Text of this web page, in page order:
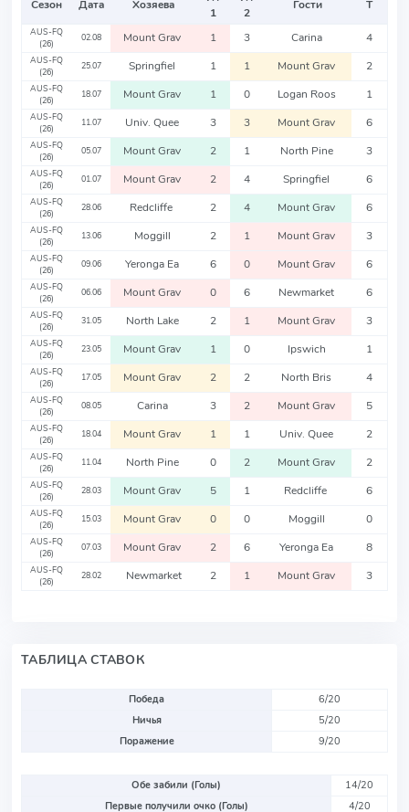
Сезон Дата Хозяева
1
2
Гости Т
AUS-FQ
(26)
02.08 Mount Grav 1 3 Carina 4
AUS-FQ
(26)
25.07 Springfiel 1 1 Mount Grav 2
AUS-FQ
(26)
18.07 Mount Grav 1 0 Logan Roos 1
AUS-FQ
(26)
11.07 Univ. Quee 3 3 Mount Grav 6
AUS-FQ
(26)
05.07 Mount Grav 2 1 North Pine 3
AUS-FQ
(26)
01.07 Mount Grav 2 4 Springfiel 6
AUS-FQ
(26)
28.06 Redcliffe 2 4 Mount Grav 6
AUS-FQ
(26)
13.06 Moggill 2 1 Mount Grav 3
AUS-FQ
(26)
09.06 Yeronga Ea 6 0 Mount Grav 6
AUS-FQ
(26)
06.06 Mount Grav 0 6 Newmarket 6
AUS-FQ
(26)
31.05 North Lake 2 1 Mount Grav 3
AUS-FQ
(26)
23.05 Mount Grav 1 0 Ipswich 1
AUS-FQ
(26)
17.05 Mount Grav 2 2 North Bris 4
AUS-FQ
(26)
08.05 Carina 3 2 Mount Grav 5
AUS-FQ
(26)
18.04 Mount Grav 1 1 Univ. Quee 2
AUS-FQ
(26)
11.04 North Pine 0 2 Mount Grav 2
AUS-FQ
(26)
28.03 Mount Grav 5 1 Redcliffe 6
AUS-FQ
(26)
15.03 Mount Grav 0 0 Moggill 0
AUS-FQ
(26)
07.03 Mount Grav 2 6 Yeronga Ea 8
AUS-FQ
(26)
28.02 Newmarket 2 1 Mount Grav 3
ТАБЛИЦА СТАВОК
Победа
6/20
Ничья
5/20
Поражение
9/20
Обе забили (Голы)
14/20
Первые получили очко (Голы)
4/20